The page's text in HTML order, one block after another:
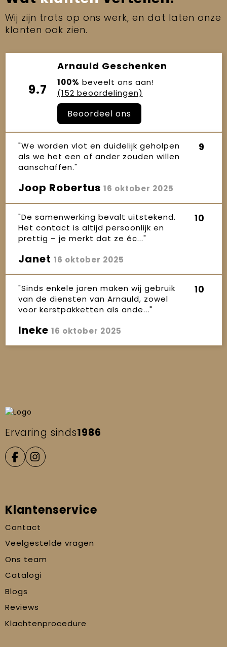
Wij zijn trots op ons werk, en dat laten onze
klanten ook zien.
9.7
Arnauld Geschenken
100% beveelt ons aan!
(152 beoordelingen)
Beoordeel ons
"We worden vlot en duidelijk geholpen
als we het een of ander zouden willen
aanschaffen."
9
Joop Robertus 16 oktober 2025
"De samenwerking bevalt uitstekend.
Het contact is altijd persoonlijk en
prettig – je merkt dat ze éc..."
10
Janet 16 oktober 2025
"Sinds enkele jaren maken wij gebruik
van de diensten van Arnauld, zowel
voor kerstpakketten als ande..."
10
Ineke 16 oktober 2025
Ervaring sinds1986
Klantenservice
Contact
Veelgestelde vragen
Ons team
Catalogi
Blogs
Reviews
Klachtenprocedure